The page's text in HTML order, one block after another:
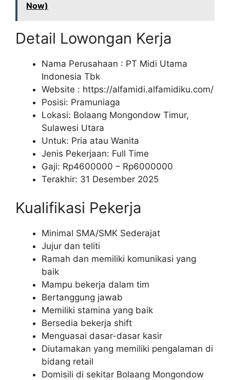
Now)
Detail Lowongan Kerja
Nama Perusahaan : PT Midi Utama
Indonesia Tbk
Website : https://alfamidi.alfamidiku.com/
Posisi: Pramuniaga
Lokasi: Bolaang Mongondow Timur,
Sulawesi Utara
Untuk: Pria atau Wanita
Jenis Pekerjaan: Full Time
Gaji: Rp4600000 – Rp6000000
Terakhir: 31 Desember 2025
Kualifikasi Pekerja
Minimal SMA/SMK Sederajat
Jujur dan teliti
Ramah dan memiliki komunikasi yang
baik
Mampu bekerja dalam tim
Bertanggung jawab
Memiliki stamina yang baik
Bersedia bekerja shift
Menguasai dasar-dasar kasir
Diutamakan yang memiliki pengalaman di
bidang retail
Domisili di sekitar Bolaang Mongondow